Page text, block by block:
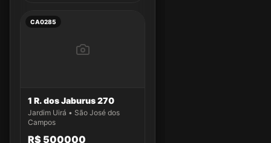
CA0285
1 R. dos Jaburus 270
Jardim Uirá • São José dos
Campos
R$ 500000